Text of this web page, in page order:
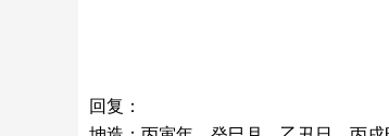
回复：